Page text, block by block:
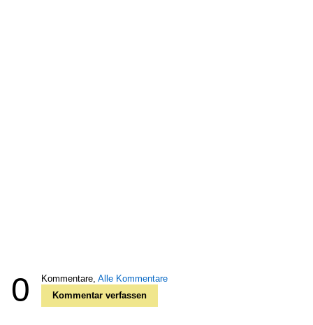
0 Kommentare, Alle Kommentare
Kommentar verfassen